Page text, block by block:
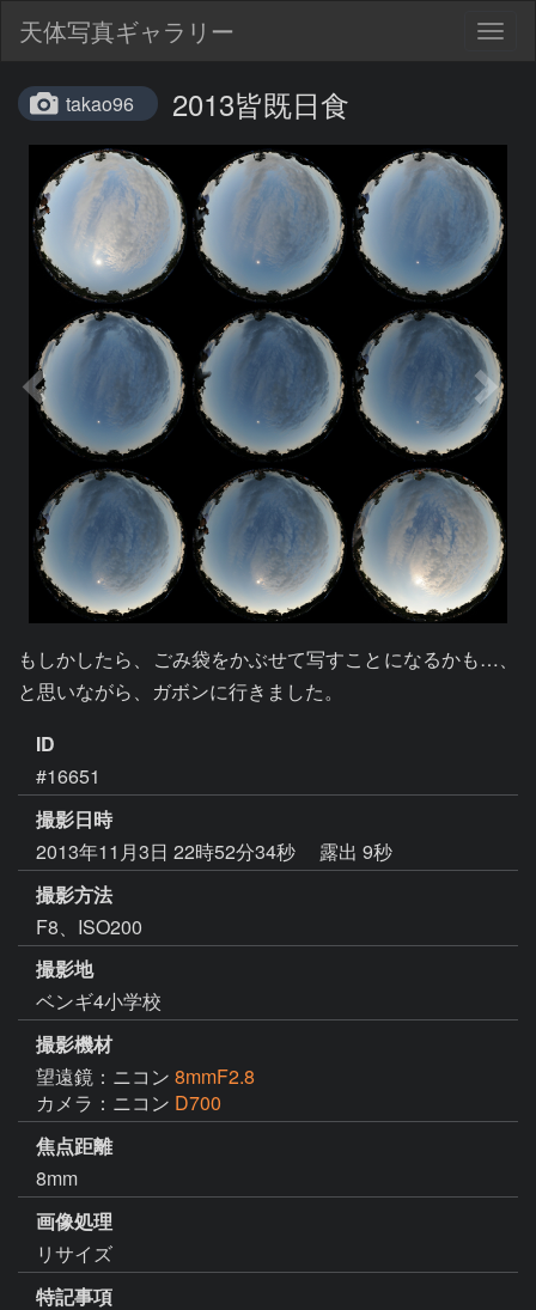
天体写真ギャラリー
takao96 2013皆既日食
もしかしたら、ごみ袋をかぶせて写すことになるかも…、
と思いながら、ガボンに行きました。
ID
#16651
撮影日時
2013年11月3日 22時52分34秒
露出 9秒
撮影方法
F8、ISO200
撮影地
ベンギ4小学校
撮影機材
望遠鏡：ニコン 8mmF2.8
カメラ：ニコン D700
焦点距離
8mm
画像処理
リサイズ
特記事項